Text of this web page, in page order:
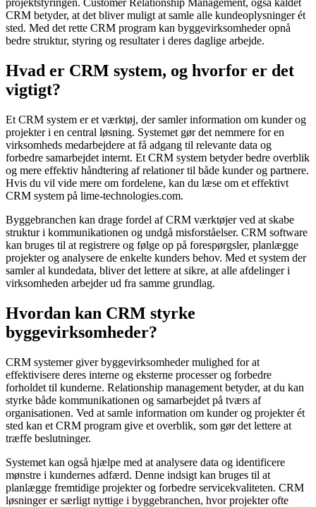
projektstyringen. Customer Relationship Management, også kaldet
CRM betyder, at det bliver muligt at samle alle kundeoplysninger ét
sted. Med det rette CRM program kan byggevirksomheder opnå
bedre struktur, styring og resultater i deres daglige arbejde.
Hvad er CRM system, og hvorfor er det
vigtigt?
Et CRM system er et værktøj, der samler information om kunder og
projekter i en central løsning. Systemet gør det nemmere for en
virksomheds medarbejdere at få adgang til relevante data og
forbedre samarbejdet internt. Et CRM system betyder bedre overblik
og mere effektiv håndtering af relationer til både kunder og partnere.
Hvis du vil vide mere om fordelene, kan du læse om et effektivt
CRM system på lime-technologies.com.
Byggebranchen kan drage fordel af CRM værktøjer ved at skabe
struktur i kommunikationen og undgå misforståelser. CRM software
kan bruges til at registrere og følge op på forespørgsler, planlægge
projekter og analysere de enkelte kunders behov. Med et system der
samler al kundedata, bliver det lettere at sikre, at alle afdelinger i
virksomheden arbejder ud fra samme grundlag.
Hvordan kan CRM styrke
byggevirksomheder?
CRM systemer giver byggevirksomheder mulighed for at
effektivisere deres interne og eksterne processer og forbedre
forholdet til kunderne. Relationship management betyder, at du kan
styrke både kommunikationen og samarbejdet på tværs af
organisationen. Ved at samle information om kunder og projekter ét
sted kan et CRM program give et overblik, som gør det lettere at
træffe beslutninger.
Systemet kan også hjælpe med at analysere data og identificere
mønstre i kundernes adfærd. Denne indsigt kan bruges til at
planlægge fremtidige projekter og forbedre servicekvaliteten. CRM
løsninger er særligt nyttige i byggebranchen, hvor projekter ofte